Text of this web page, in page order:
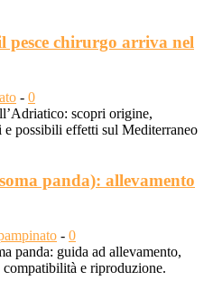
pesce chirurgo arriva nel
- 0
scopri origine,
possibili effetti sul Mediterraneo
panda): allevamento
- 0
panda: guida ad allevamento,
e riproduzione.